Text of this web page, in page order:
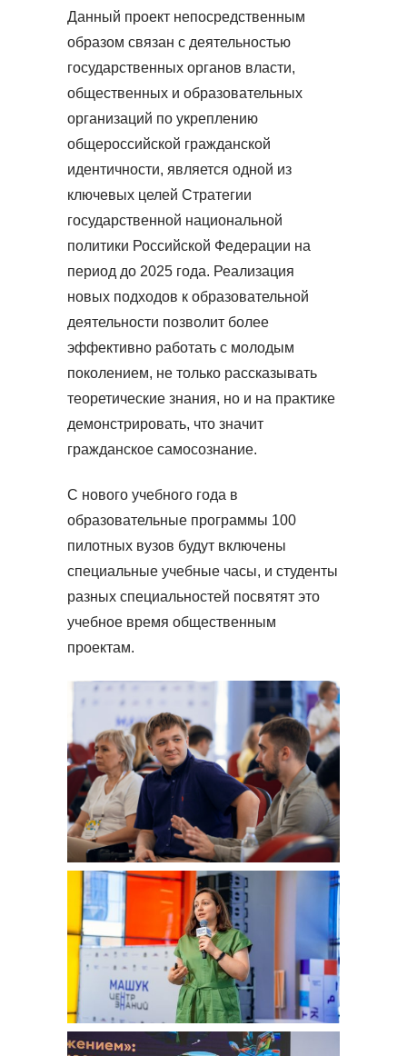
Данный проект непосредственным
образом связан с деятельностью
государственных органов власти,
общественных и образовательных
организаций по укреплению
общероссийской гражданской
идентичности, является одной из
ключевых целей Стратегии
государственной национальной
политики Российской Федерации на
период до 2025 года. Реализация
новых подходов к образовательной
деятельности позволит более
эффективно работать с молодым
поколением, не только рассказывать
теоретические знания, но и на практике
демонстрировать, что значит
гражданское самосознание.
С нового учебного года в
образовательные программы 100
пилотных вузов будут включены
специальные учебные часы, и студенты
разных специальностей посвятят это
учебное время общественным
проектам.